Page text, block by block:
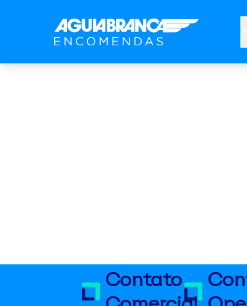
Contato